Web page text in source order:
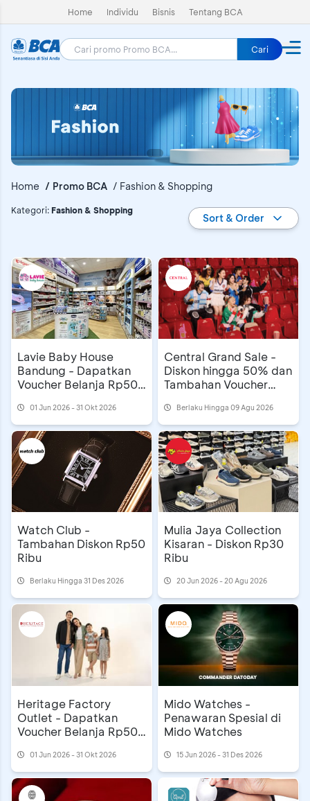
Home Individu Bisnis Tentang BCA
Cari
Home Promo BCA Fashion & Shopping
Promo BCA
Kategori: Fashion & Shopping
Sort & Order
Lavie Baby House
Bandung - Dapatkan
Voucher Belanja Rp50
01 Jun 2026 - 31 Okt 2026
Central Grand Sale -
Diskon hingga 50% dan
Tambahan Voucher
Berlaku Hingga 09 Agu 2026
Watch Club -
Tambahan Diskon Rp50
Ribu
Berlaku Hingga 31 Des 2026
Mulia Jaya Collection
Kisaran - Diskon Rp30
Ribu
20 Jun 2026 - 20 Agu 2026
Heritage Factory
Outlet - Dapatkan
Voucher Belanja Rp50
01 Jun 2026 - 31 Okt 2026
Mido Watches -
Penawaran Spesial di
Mido Watches
15 Jun 2026 - 31 Des 2026